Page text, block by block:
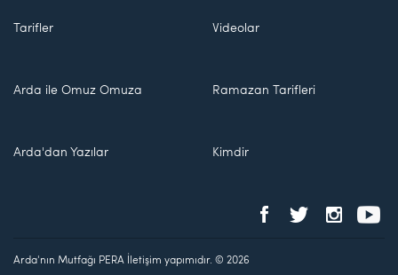
Tarifler Videolar
Arda ile Omuz Omuza Ramazan Tarifleri
Arda'dan Yazılar Kimdir
Arda'nın Mutfağı PERA İletişim yapımıdır. © 2026